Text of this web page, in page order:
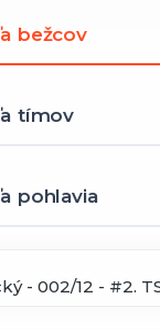
bežcov
tímov
pohlavia